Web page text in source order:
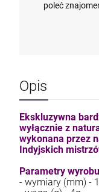
poleć
Opis
Ekskluzywna
wyłącznie z
wykonana przez
Indyjskich
Parametry
- wymiary (mm) -